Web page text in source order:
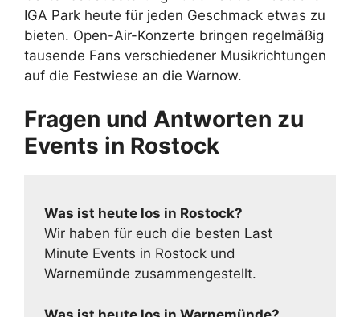
IGA Park heute für jeden Geschmack etwas zu
bieten. Open-Air-Konzerte bringen regelmäßig
tausende Fans verschiedener Musikrichtungen
auf die Festwiese an die Warnow.
Fragen und Antworten zu
Events in Rostock
Was ist heute los in Rostock?
Wir haben für euch die besten Last
Minute Events in Rostock und
Warnemünde zusammengestellt.